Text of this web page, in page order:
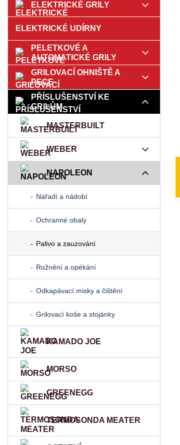
ELEKTRICKÉ GRILY
ELEKTRICKÉ UDÍRNY
PELETKOVÉ A
AUTOMATICKÉ GRILY
GRILOVACÍ OHNIŠTĚ A
PECE
PŘÍSLUŠENSTVÍ KE
GRILŮM
MASTERBUILT
WEBER
NAPOLEON
Nářadí a nádobí
Ochranné obaly
Palivo a zauzování
Rožnění a opékání
Odkapávací misky a čištění
Grilovací koše a stojánky
KAMADO JOE
MORSO
GREENEGG
TERMOSONDA MEATER